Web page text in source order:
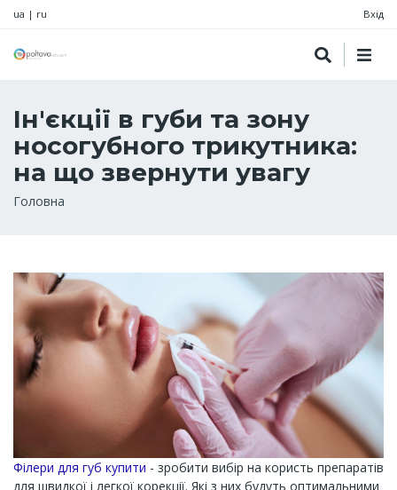
ua | ru Вхід
Ін'єкції в губи та зону
носогубного трикутника:
на що звернути увагу
Рядок
Головна
Філери для губ купити - зробити вибір на користь препаратів
для швидкої і легкої корекції. Які з них будуть оптимальними